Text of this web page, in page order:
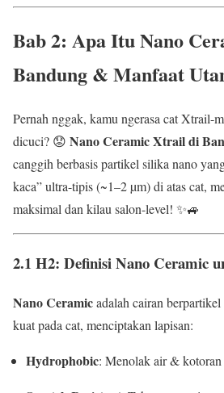
Bab 2: Apa ItuNano
Bandung & Manfaat
Pernah nggak, kamu ngerasa cat Xtrail-
dicuci? 😟 Nano Ceramic Xtrail di
canggih berbasis partikel silika nano
kaca” ultra-tipis (~1–2 µm) di atas cat,
maksimal dan kilau salon-level! ✨🚙
2.1 H2: Definisi Nano Ceramic
Nano Ceramicadalah cairan
kuat pada cat, menciptakan lapisan:
Hydrophobic: Menolak air &